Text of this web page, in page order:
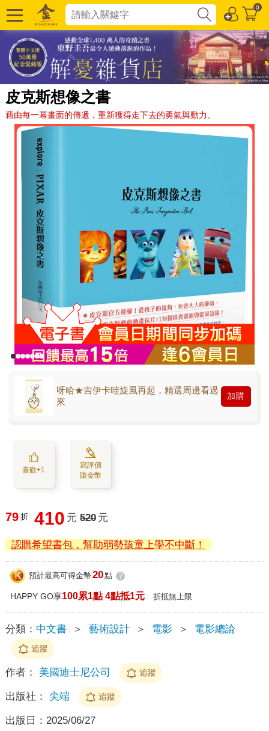
0
皮克斯想像之書
藉由每一幕畫面的傳遞，重新獲得走下去的勇氣與動力。
呀哈★吉伊卡哇旋風再起，精選周邊看過
來
加購
喜歡+1
寫評價
賺金幣
79 折 410 元 520 元
認購希望書包，幫助弱勢孩童上學不中斷！
預計最高可得金幣 20點 ?
HAPPY GO享100累1點 4點抵1元 折抵無上限
分類： 中文書 ＞ 藝術設計 ＞ 電影 ＞ 電影總論
追蹤
作者： 美國迪士尼公司 追蹤
出版社： 尖端 追蹤
出版日： 2025/06/27